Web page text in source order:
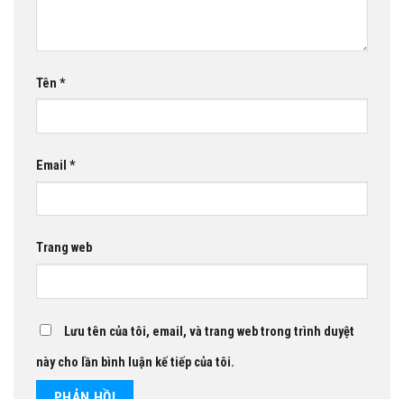
Tên *
Email *
Trang web
Lưu tên của tôi, email, và trang web trong trình duyệt
này cho lần bình luận kế tiếp của tôi.